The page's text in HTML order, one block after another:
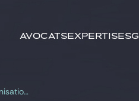
AvocatsExpertises
mots-clés
Gide a conseillé Unibail-Rodamco-Westfield SE dans le cadre de sa réorganisation interne ayant entrainé le déjumelage de ses actions